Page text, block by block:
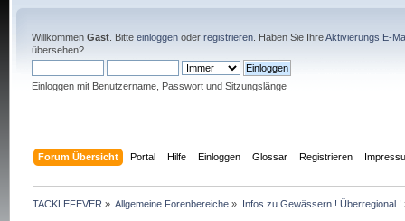
Willkommen Gast. Bitte einloggenoder registrieren. Haben Sie IhreAktivierungs E-
übersehen?
Einloggen mit Benutzername, Passwort und Sitzungslänge
Forum Übersicht Portal Hilfe Einloggen Glossar Registrieren
TACKLEFEVER » Allgemeine Forenbereiche » Infos zu Gewässern ! Überregional !